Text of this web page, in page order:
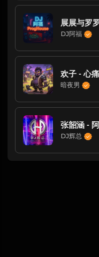
DJ阿福
暗夜男
张韶涵 -
DJ辉总